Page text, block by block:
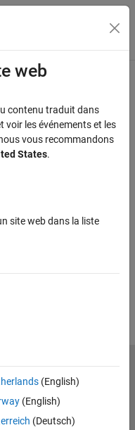
du menu
information?
web
contenu traduit dans
voir les événements et les
vous recommandons
States.
site web dans la liste
(English)
(English)
(Deutsch)
Contacts locaux